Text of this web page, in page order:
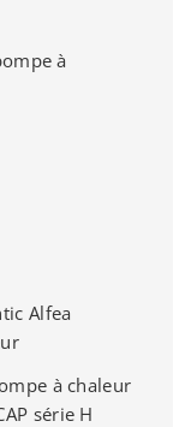
à
Alfea
à chaleur
série H